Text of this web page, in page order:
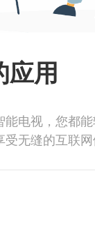
应用
电视，您都能
无缝的互联网